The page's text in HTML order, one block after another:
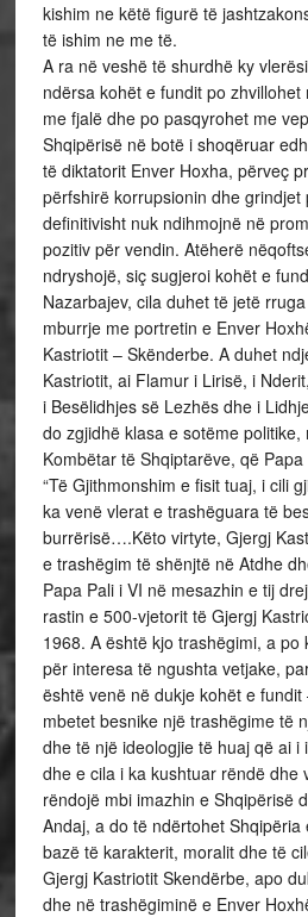
kishim ne këtë figurë të
të ishim ne me të.
A ra në veshë të shurdhë ky
ndërsa kohët e fundit po
me fjalë dhe po pasqyrohet me
Shqipërisë në botë i shoqëruar
të diktatorit Enver Hoxha, përveç
përfshirë korrupsionin dhe grindjet
definitivisht nuk ndihmojnë në
pozitiv për vendin. Atëherë
ndryshojë, siç sugjeroi kohët e
Nazarbajev, cila duhet të jetë
mburrje me portretin e Enver
Kastriotit – Skënderbe. A duhet
Kastriotit, ai Flamur i Lirisë, i
i Besëlidhjes së Lezhës dhe i
do zgjidhë klasa e sotëme
Kombëtar të Shqiptarëve, që
“Të Gjithmonshim e fisit tuaj, i cili
ka venë vlerat e trashëguara të
burrërisë….Këto virtyte, Gjergj
e trashëgim të shënjtë në Atdhe
Papa Pali i VI në mesazhin e tij
rastin e 500-vjetorit të Gjergj
1968. A është kjo trashëgimi, a po
për interesa të ngushta vetjake,
është venë në dukje kohët e
mbetet besnike një trashëgime të
dhe të një ideologjie të huaj që ai i
dhe e cila i ka kushtuar rëndë dhe
rëndojë mbi imazhin e Shqipërisë
Andaj, a do të ndërtohet
bazë të karakterit, moralit dhe të
Gjergj Kastriotit Skendërbe, apo
dhe në trashëgiminë e Enver